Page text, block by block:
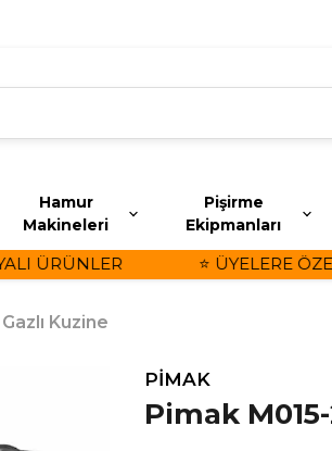
Hamur
Makineleri
Pişirme
Ekipmanları
ÜRÜNLER ⭐ ÜYELERE ÖZEL
Kuzine
PİMAK
Pimak